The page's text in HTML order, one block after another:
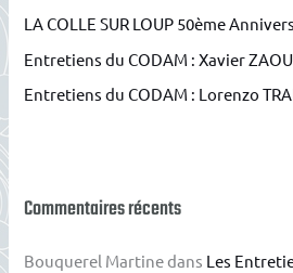
rLA COLLE SUR LOUP 50ème
Entretiens du CODAM : Xavier
Entretiens du CODAM : Lorenzo
Commentaires récents
Bouquerel Martinedans Les